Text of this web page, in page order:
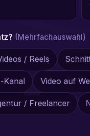
(Mehrfachauswahl)
/ Reels
Kanal Video auf
/ Freelancer